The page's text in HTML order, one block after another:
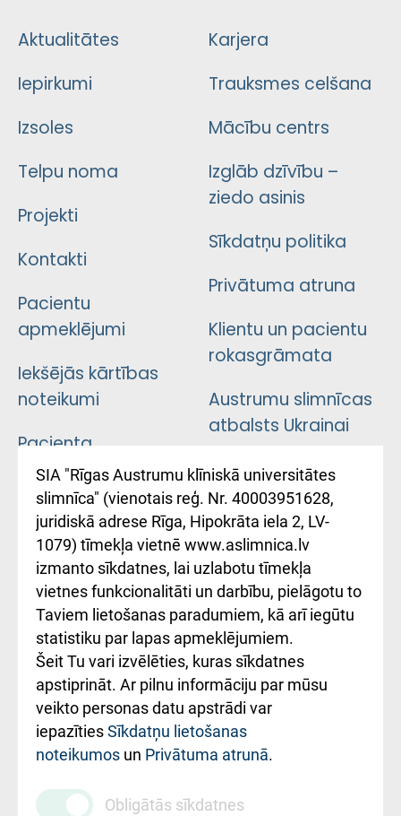
Aktualitātes
Iepirkumi
Izsoles
Telpu noma
Projekti
Kontakti
Pacientu
apmeklējumi
Iekšējās kārtības
noteikumi
Pacienta
atsauksmju/sūdzību
iesniegšanas
kārtība
Kā pie mums nokļūt
Rēķinu apmaksas
ceļvedis
Rekvizīti un
ārstniecības
iestādes kods
010000234
Maksas
Karjera
Trauksmes celšana
Mācību centrs
Izglāb dzīvību –
ziedo asinis
Sīkdatņu politika
Privātuma atruna
Klientu un pacientu
rokasgrāmata
Austrumu slimnīcas
atbalsts Ukrainai
Підтримка Східної
лікарні та співпраця з
Україною
SIA "Rīgas Austrumu klīniskā universitātes
slimnīca" (vienotais reģ. Nr. 40003951628,
juridiskā adrese Rīga, Hipokrāta iela 2, LV-
1079) tīmekļa vietnē www.aslimnica.lv
izmanto sīkdatnes, lai uzlabotu tīmekļa
vietnes funkcionalitāti un darbību, pielāgotu to
Taviem lietošanas paradumiem, kā arī iegūtu
statistiku par lapas apmeklējumiem.
Šeit Tu vari izvēlēties, kuras sīkdatnes
apstiprināt. Ar pilnu informāciju par mūsu
veikto personas datu apstrādi var
iepazītiesSīkdatņu lietošanas
noteikumos un Privātuma atrunā.
Obligātās sīkdatnes